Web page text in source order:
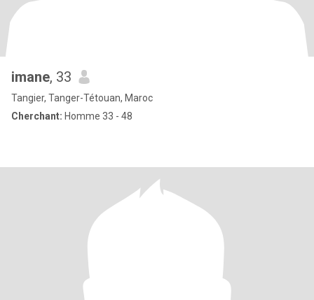
imane, 33
Tangier, Tanger-Tétouan, Maroc
Cherchant: Homme 33 - 48